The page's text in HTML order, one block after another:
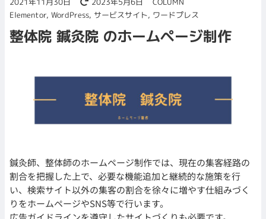
Elementor, WordPress, サービスサイト, ワードプレス
整体院 鍼灸院 のホームページ制作
鍼灸師、整体師のホームページ制作では、現在の集客経路の
割合を把握した上で、必要な機能追加と継続的な施策を行
い、検索サイト以外の集客の割合を徐々に増やす仕組みづく
りをホームページやSNS等で行います。